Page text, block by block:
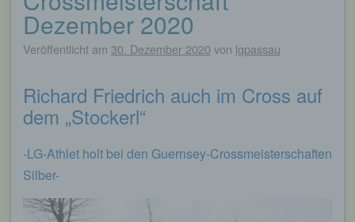
Dezember 2020
Veröffentlicht am 30. Dezember 2020 von lgpassau
Richard Friedrich auch im Cross auf
dem „Stockerl“
-LG-Athlet holt bei den Guernsey-Crossmeisterschaften
Silber-